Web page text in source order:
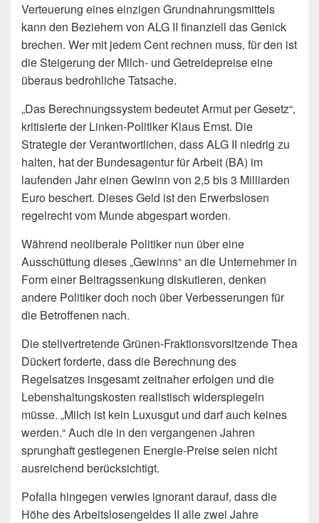
Verteuerung eines einzigen Grundnahrungsmittels
kann den Beziehern von ALG II finanziell das Genick
brechen. Wer mit jedem Cent rechnen muss, für den ist
die Steigerung der Milch- und Getreidepreise eine
überaus bedrohliche Tatsache.
„Das Berechnungssystem bedeutet Armut per Gesetz“,
kritisierte der Linken-Politiker Klaus Ernst. Die
Strategie der Verantwortlichen, dass ALG II niedrig zu
halten, hat der Bundesagentur für Arbeit (BA) im
laufenden Jahr einen Gewinn von 2,5 bis 3 Milliarden
Euro beschert. Dieses Geld ist den Erwerbslosen
regelrecht vom Munde abgespart worden.
Während neoliberale Politiker nun über eine
Ausschüttung dieses „Gewinns“ an die Unternehmer in
Form einer Beitragssenkung diskutieren, denken
andere Politiker doch noch über Verbesserungen für
die Betroffenen nach.
Die stellvertretende Grünen-Fraktionsvorsitzende Thea
Dückert forderte, dass die Berechnung des
Regelsatzes insgesamt zeitnaher erfolgen und die
Lebenshaltungskosten realistisch widerspiegeln
müsse. „Milch ist kein Luxusgut und darf auch keines
werden.“ Auch die in den vergangenen Jahren
sprunghaft gestiegenen Energie-Preise seien nicht
ausreichend berücksichtigt.
Pofalla hingegen verwies ignorant darauf, dass die
Höhe des Arbeitslosengeldes II alle zwei Jahre